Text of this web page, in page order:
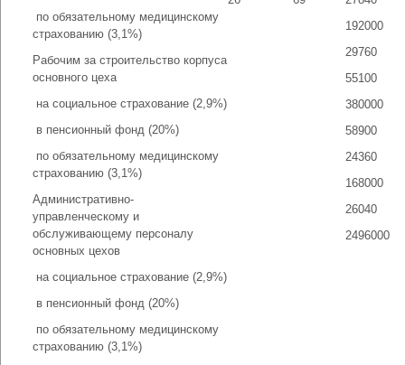
­ по обязательному медицинскому
страхованию (3,1%)
Рабочим за строительство корпуса
основного цеха
­ на социальное страхование (2,9%)
­ в пенсионный фонд (20%)
­ по обязательному медицинскому
страхованию (3,1%)
Административно-
управленческому и
обслуживающему персоналу
основных цехов
­ на социальное страхование (2,9%)
­ в пенсионный фонд (20%)
­ по обязательному медицинскому
страхованию (3,1%)
192000
29760
55100
380000
58900
24360
168000
26040
2496000